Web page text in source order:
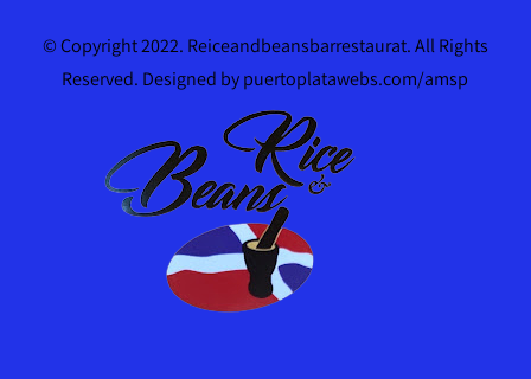
© Copyright 2022. Reiceandbeansbarrestaurat. All Rights
Reserved. Designed by puertoplatawebs.com/amsp